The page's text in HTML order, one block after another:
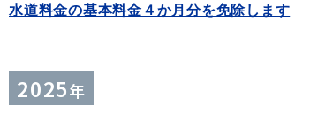
水道料金の基本料金４か月分を免除します
2025年